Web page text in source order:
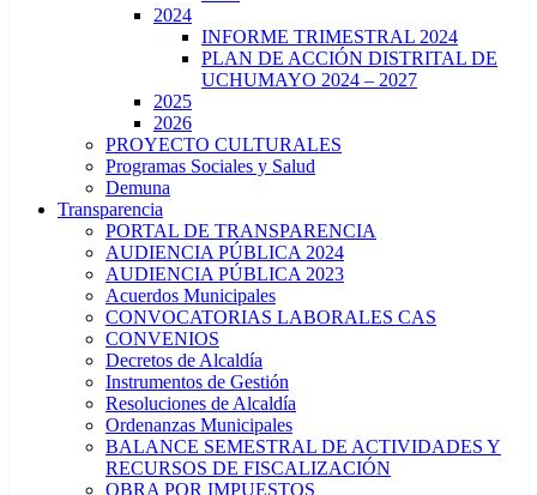
2024
INFORME TRIMESTRAL 2024
PLAN DE ACCIÓN DISTRITAL DE
UCHUMAYO 2024 – 2027
2025
2026
PROYECTO CULTURALES
Programas Sociales y Salud
Demuna
Transparencia
PORTAL DE TRANSPARENCIA
AUDIENCIA PÚBLICA 2024
AUDIENCIA PÚBLICA 2023
Acuerdos Municipales
CONVOCATORIAS LABORALES CAS
CONVENIOS
Decretos de Alcaldía
Instrumentos de Gestión
Resoluciones de Alcaldía
Ordenanzas Municipales
BALANCE SEMESTRAL DE ACTIVIDADES Y
RECURSOS DE FISCALIZACIÓN
OBRA POR IMPUESTOS